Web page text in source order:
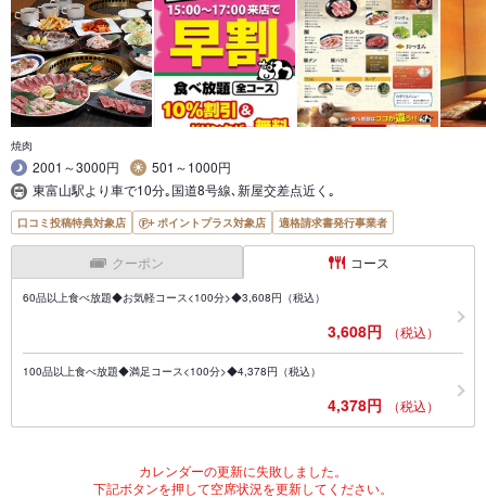
焼肉
2001～3000円
501～1000円
東富山駅より車で10分｡国道8号線､新屋交差点近く｡
口コミ投稿特典対象店 ポイントプラス対象店 適格請求書発行事業者
クーポン コース
60品以上食べ放題◆お気軽コース<100分>◆3,608円（税込）
3,608円 （税込）
100品以上食べ放題◆満足コース<100分>◆4,378円（税込）
4,378円 （税込）
カレンダーの更新に失敗しました。
下記ボタンを押して空席状況を更新してください。